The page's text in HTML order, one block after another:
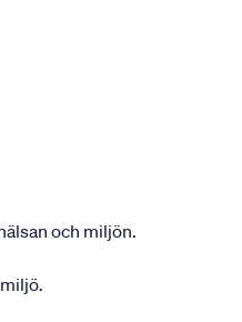
och miljön.